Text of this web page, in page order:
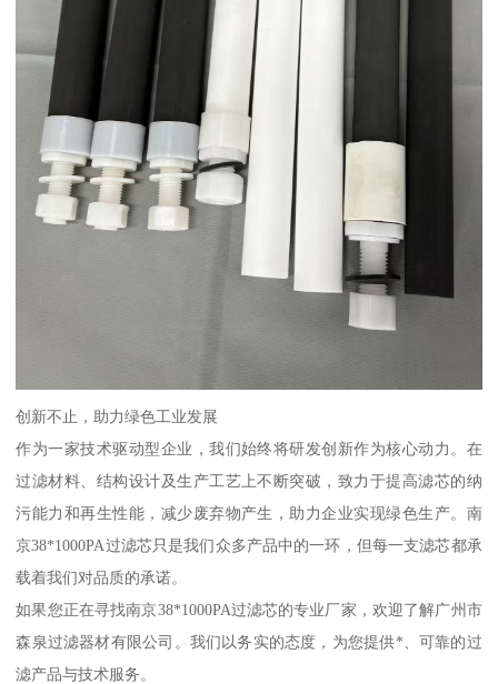
创新不止，助力绿色工业发展
作为一家技术驱动型企业，我们始终将研发创新作为核心动力。在
过滤材料、结构设计及生产工艺上不断突破，致力于提高滤芯的纳
污能力和再生性能，减少废弃物产生，助力企业实现绿色生产。南
京38*1000PA过滤芯只是我们众多产品中的一环，但每一支滤芯都承
载着我们对品质的承诺。
如果您正在寻找南京38*1000PA过滤芯的专业厂家，欢迎了解广州市
森泉过滤器材有限公司。我们以务实的态度，为您提供*、可靠的过
滤产品与技术服务。